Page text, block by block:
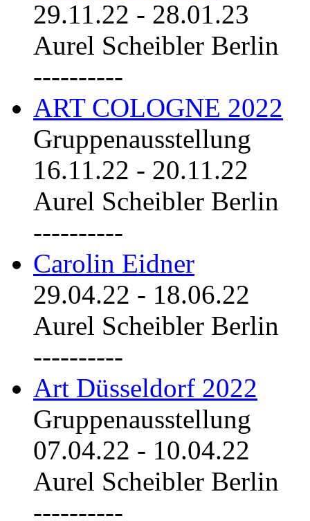
29.11.22 - 28.01.23
Aurel Scheibler Berlin
----------
ART COLOGNE 2022
Gruppenausstellung
16.11.22 - 20.11.22
Aurel Scheibler Berlin
----------
Carolin Eidner
29.04.22 - 18.06.22
Aurel Scheibler Berlin
----------
Art Düsseldorf 2022
Gruppenausstellung
07.04.22 - 10.04.22
Aurel Scheibler Berlin
----------